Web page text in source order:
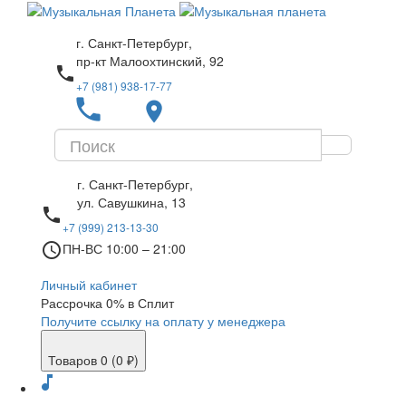
г. Санкт-Петербург,
пр-кт Малоохтинский, 92
local_phone
+7 (981) 938-17-77
local_phone place
г. Санкт-Петербург,
ул. Савушкина, 13
local_phone
+7 (999) 213-13-30
access_timeПН-ВС 10:00 – 21:00
Личный кабинет
Рассрочка 0% в Сплит
Получите ссылку на оплату у менеджера
Товаров 0 (0 ₽)
music_note